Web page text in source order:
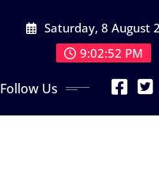
Saturday, 8 August
9:02:53 PM
Follow Us